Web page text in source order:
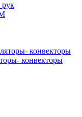
рук
конвекторы